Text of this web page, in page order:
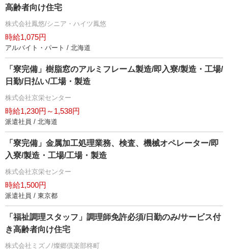
高齢者向け住宅
株式会社鳳悠/シニア・ハイツ鳳悠
時給1,075円
アルバイト・パート / 北海道
「寮完備」樹脂窓のアルミフレーム製造/即入寮/製造・工場/
日勤/日払い/工場・製造
株式会社京栄センター
時給1,230円～1,538円
派遣社員 / 北海道
「寮完備」金属加工処理業務、検査、機械オペレーター/即
入寮/製造・工場/工場・製造
株式会社京栄センター
時給1,500円
派遣社員 / 東京都
「福祉調理スタッフ」調理師免許必須/日勤のみ/サービス付
き高齢者向け住宅
株式会社ミズノ/燦郷倶楽部柊町